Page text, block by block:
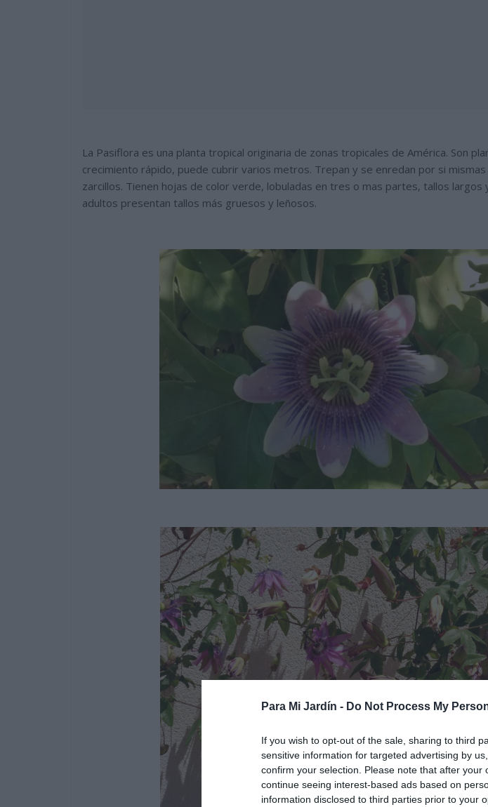
Para Mi Jardín - Do Not Process My
If you wish to opt-out of the sale, sharing to third
sensitive information for targeted advertising by
confirm your selection. Please note that after
continue seeing interest-based ads based on
information disclosed to third parties prior to your
La Pasiflora es una planta tropical originaria de zonas tropicales de América. Son
crecimiento rápido, puede cubrir varios metros. Trepan y se enredan por si mismas
zarcillos. Tienen hojas de color verde, lobuladas en tres o mas partes, tallos largos
adultos presentan tallos más gruesos y leñosos.